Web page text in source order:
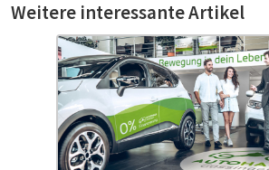
Weitere interessante Artikel